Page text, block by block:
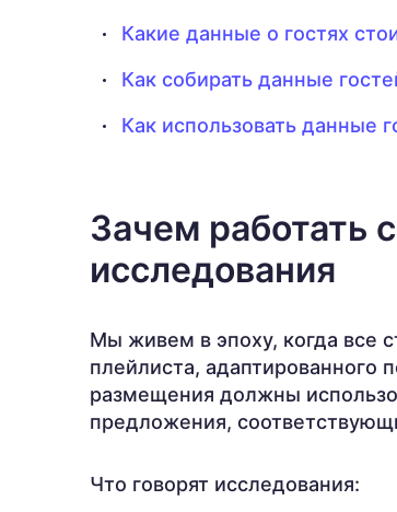
Какие данные о гостях
Как собирать данные
Как использовать данные
Зачем работать
исследования
Мы живем в эпоху, когда все
плейлиста, адаптированного
размещения должны
предложения,
Что говорят исследования: